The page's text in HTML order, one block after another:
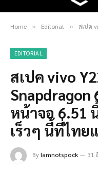
Home » Editorial » สเปค vivo
EDITORIAL
สเปค vivo
Snapdragon
หน้าจอ 6.51
เร็วๆ นี้ที่ไทย
ByIamnotspock 31